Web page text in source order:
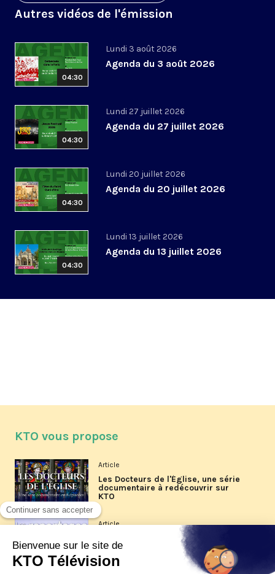
Autres vidéos de l'émission
04:30
Lundi 3 août 2026
Agenda du 3 août 2026
04:30
Lundi 27 juillet 2026
Agenda du 27 juillet 2026
04:30
Lundi 20 juillet 2026
Agenda du 20 juillet 2026
04:30
Lundi 13 juillet 2026
Agenda du 13 juillet 2026
KTO vous propose
Article
Les Docteurs de l'Église, une série
documentaire à redécouvrir sur
KTO
Article
Les reportages d'été 2026 de KTO